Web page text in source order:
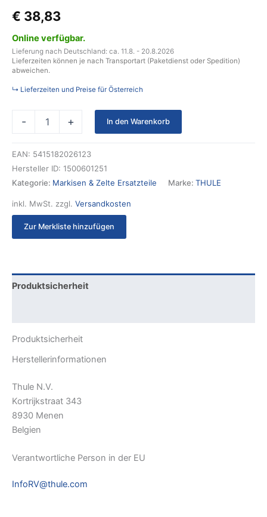
€ 38,83
Online verfügbar.
Lieferung nach Deutschland: ca. 11.8. - 20.8.2026
Lieferzeiten können je nach Transportart (Paketdienst oder Spedition)
abweichen.
↳ Lieferzeiten und Preise für Österreich
- + In den Warenkorb
EAN: 5415182026123
Hersteller ID: 1500601251
Kategorie: Markisen & Zelte Ersatzteile Marke: THULE
inkl. MwSt. zzgl. Versandkosten
Zur Merkliste hinzufügen
Produktsicherheit
Produktsicherheit
Herstellerinformationen
Thule N.V.
Kortrijkstraat 343
8930 Menen
Belgien
Verantwortliche Person in der EU
InfoRV@thule.com